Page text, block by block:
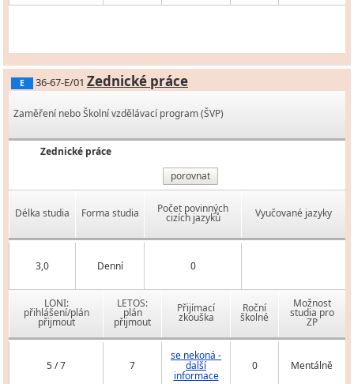
E 36-67-E/01 Zednické práce
Zaměření nebo Školní vzdělávací program (ŠVP)
Zednické práce
porovnat
Délka studia Forma studia Počet povinných
cizích jazyků Vyučované jazyky
3,0 Denní 0
LONI:
přihlášení/plán
přijmout
LETOS:
plán
přijmout
Přijímací
zkouška
Roční
školné
Možnost
studia pro
ZP
5 / 7 7
se nekoná -
další
informace
0 Mentálně